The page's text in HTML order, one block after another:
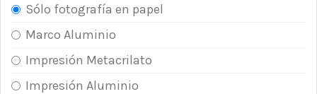
Sólo fotografía en papel
Marco Aluminio
Impresión Metacrilato
Impresión Aluminio